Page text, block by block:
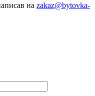
на zakaz@bytovka-